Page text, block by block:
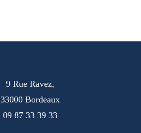
9 Rue Ravez,
33000 Bordeaux
09 87 33 39 33